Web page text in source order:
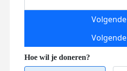
Volgende
Volgende